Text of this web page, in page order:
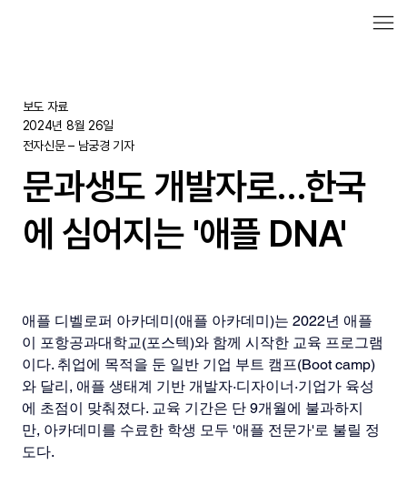
보도 자료
2024년 8월 26일
전자신문 – 남궁경 기자
문과생도 개발자로…한국
에 심어지는 '애플 DNA'
애플 디벨로퍼 아카데미(애플 아카데미)는 2022년 애플
이 포항공과대학교(포스텍)와 함께 시작한 교육 프로그램
이다. 취업에 목적을 둔 일반 기업 부트 캠프(Boot camp)
와 달리, 애플 생태계 기반 개발자·디자이너·기업가 육성
에 초점이 맞춰졌다. 교육 기간은 단 9개월에 불과하지
만, 아카데미를 수료한 학생 모두 '애플 전문가'로 불릴 정
도다.